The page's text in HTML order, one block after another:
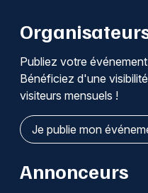
Publiez votre
Bénéficiez d'une
visiteurs mensuels !
Je publie mon
Annonceurs